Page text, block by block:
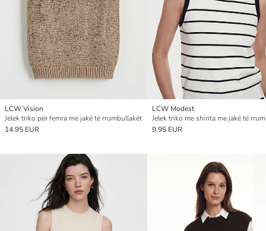
LCW Vision
Jelek triko për femra me jakë të rrumbullakët
14.95 EUR
LCW Modest
9.95 EUR